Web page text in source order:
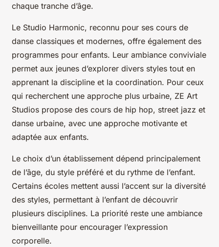
chaque tranche d’âge.
Le Studio Harmonic, reconnu pour ses cours de
danse classiques et modernes, offre également des
programmes pour enfants. Leur ambiance conviviale
permet aux jeunes d’explorer divers styles tout en
apprenant la discipline et la coordination. Pour ceux
qui recherchent une approche plus urbaine, ZE Art
Studios propose des cours de hip hop, street jazz et
danse urbaine, avec une approche motivante et
adaptée aux enfants.
Le choix d’un établissement dépend principalement
de l’âge, du style préféré et du rythme de l’enfant.
Certains écoles mettent aussi l’accent sur la diversité
des styles, permettant à l’enfant de découvrir
plusieurs disciplines. La priorité reste une ambiance
bienveillante pour encourager l’expression
corporelle.